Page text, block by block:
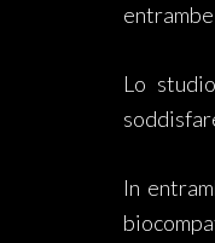
Lo
In